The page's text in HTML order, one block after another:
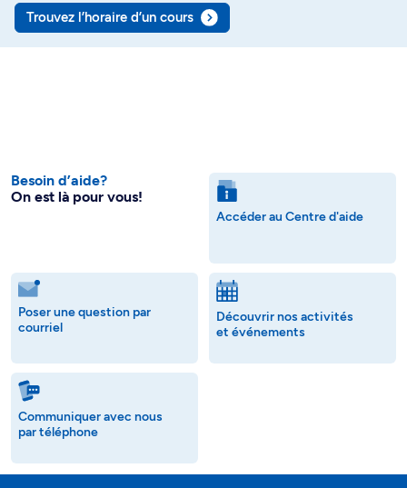
Trouvez l’horaire d’un cours
Besoin d’aide?
On est là pour vous!
Accéder au Centre d'aide
Poser une question par
courriel
Découvrir nos activités
et événements
Communiquer avec nous
par téléphone